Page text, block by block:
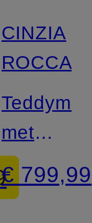
CINZIA
ROCCA
met
alpaca
€ 799,99